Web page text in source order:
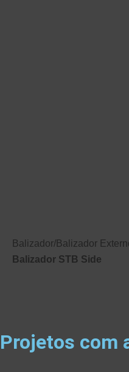
Balizador/Balizador
Balizador STB Side
Projetos com